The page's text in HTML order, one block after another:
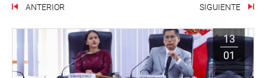
ANTERIOR SIGUIENTE
13
01